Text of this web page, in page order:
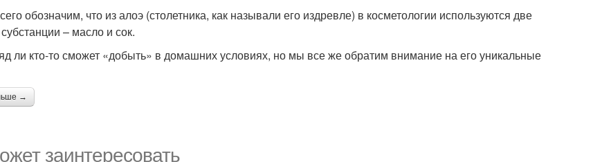
обозначим, что из алоэ (столетника, как называли его издревле) в косметологии используются две
– масло и сок.
ли кто-то сможет «добыть» в домашних условиях, но мы все же обратим внимание на его уникальные
→
заинтересовать